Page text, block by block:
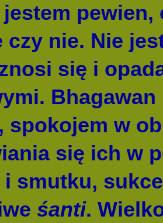
pewien,
czy nie. Nie
się i
spokojem w
się ich w
smutku,
śanti.